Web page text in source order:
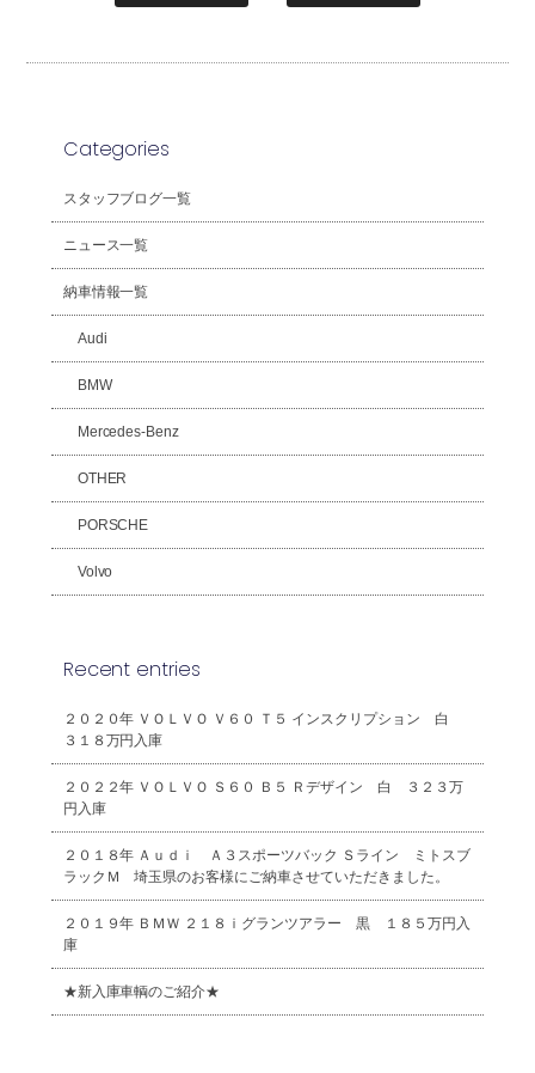
Categories
スタッフブログ一覧
ニュース一覧
納車情報一覧
Audi
BMW
Mercedes-Benz
OTHER
PORSCHE
Volvo
Recent entries
２０２０年 ＶＯＬＶＯ Ｖ６０ Ｔ５ インスクリプション 白
３１８万円入庫
２０２２年 ＶＯＬＶＯ Ｓ６０ Ｂ５ Ｒデザイン 白 ３２３万
円入庫
２０１８年 Ａｕｄｉ Ａ３スポーツバック Ｓライン ミトスブ
ラックＭ 埼玉県のお客様にご納車させていただきました。
２０１９年 ＢＭＷ ２１８ｉグランツアラー 黒 １８５万円入
庫
★新入庫車輌のご紹介★